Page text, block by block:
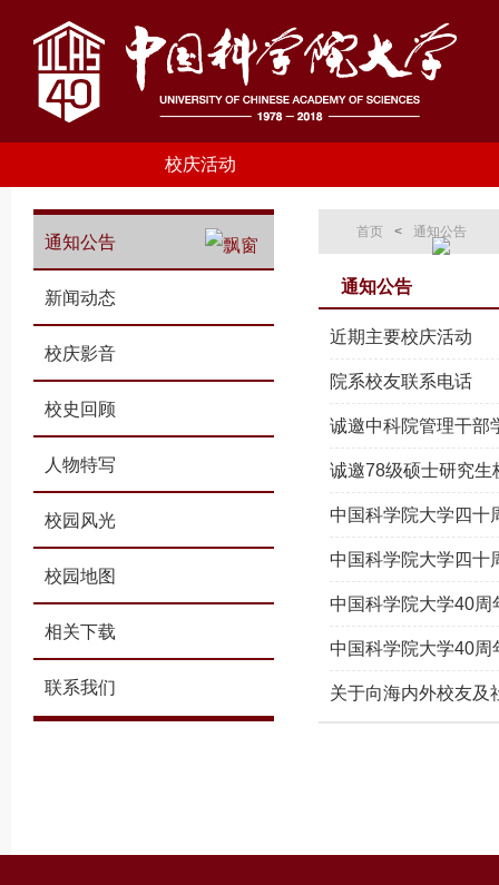
校庆活动
通知公告
新闻动态
校庆影音
校史回顾
人物特写
校园风光
校园地图
相关下载
联系我们
首页 < 通知公告
通知公告
近期主要校庆活动
院系校友联系电话
诚邀中科院管理干部
诚邀78级硕士研究
中国科学院大学四十
中国科学院大学四十
中国科学院大学40
中国科学院大学40
关于向海内外校友及